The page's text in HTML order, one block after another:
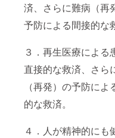
済、さらに難病（再
予防による間接的な
３．再生医療による
直接的な救済、さら
（再発）の予防によ
的な救済。
４．人が精神的にも